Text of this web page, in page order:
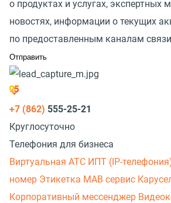
о продуктах и услугах, экспертных
новостях, информации о текущих
по предоставленным каналам связи
+7 (862) 555-25-21
Круглосуточно
Телефония для бизнеса
Виртуальная АТС ИПТ (IP-
номер Этикетка МАВ сервис
Корпоративный мессенджер